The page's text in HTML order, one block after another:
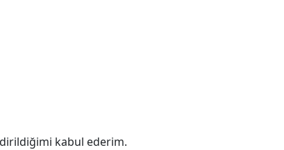
kabul ederim.